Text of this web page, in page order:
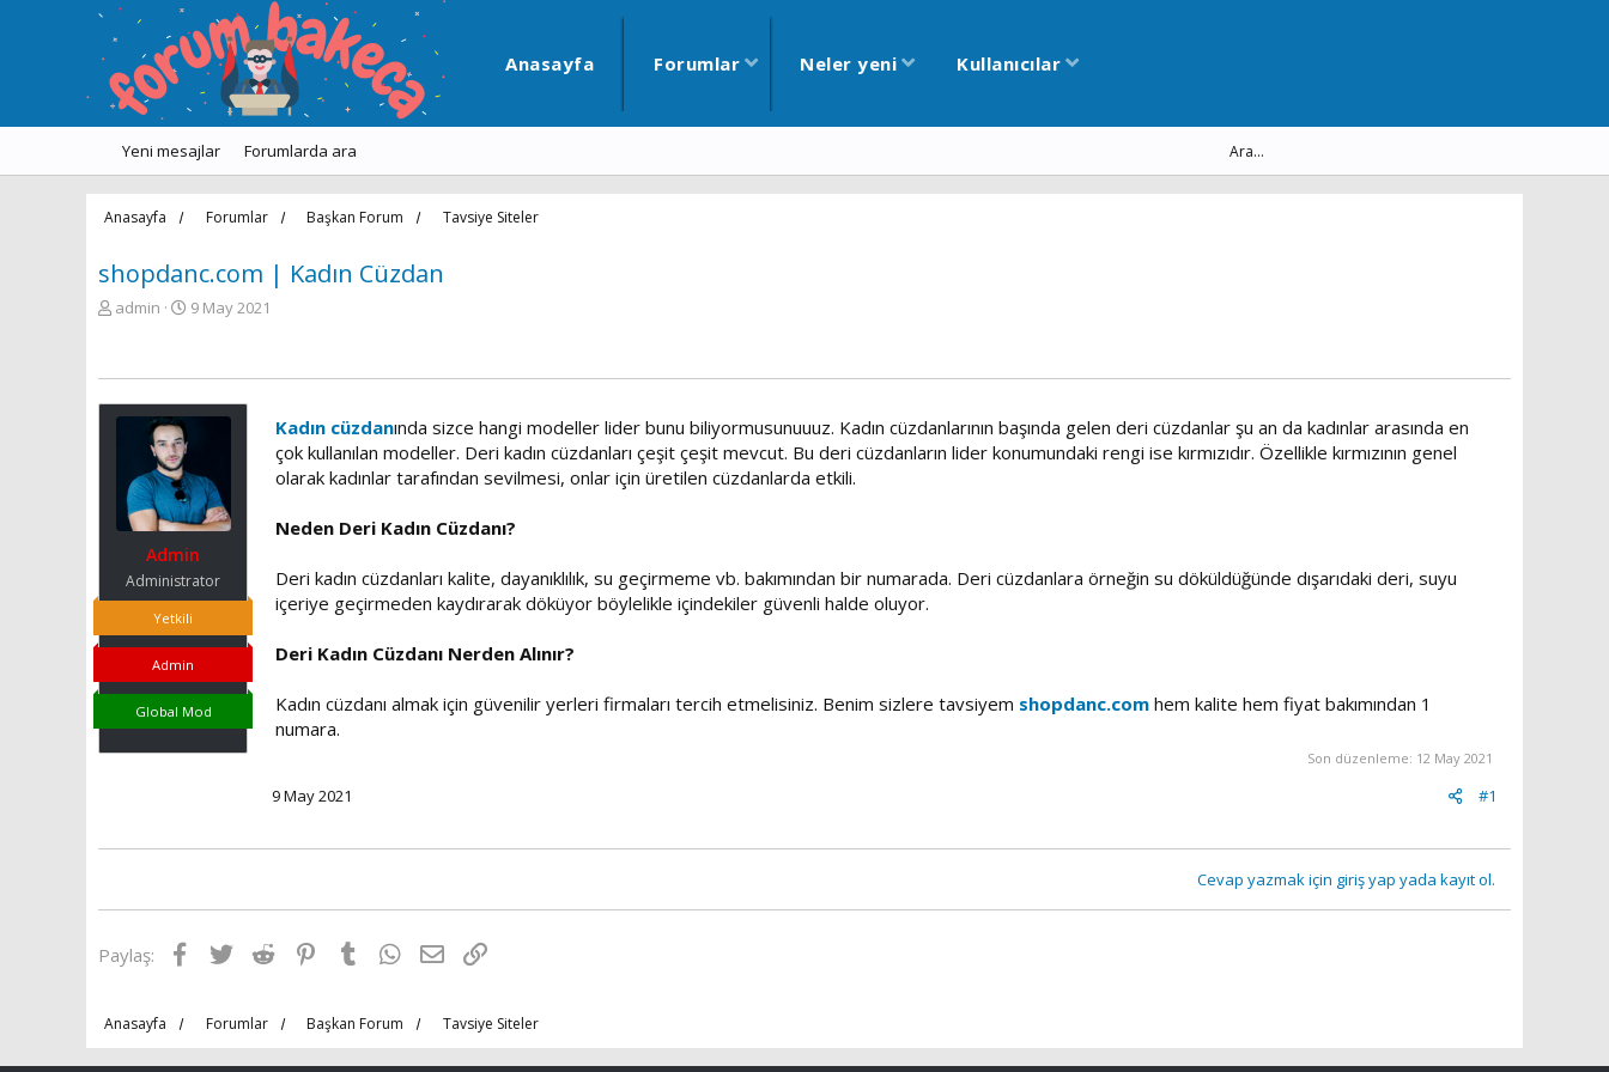
Anasayfa Forumlar Neler yeni Kullanıcılar
Yeni mesajlar Forumlarda ara
Anasayfa Forumlar Başkan Forum Tavsiye Siteler
shopdanc.com | Kadın Cüzdan
K
u
admin
B
n
ç
t
a
i
h
i
9 May 2021
Admin
Administrator
Yetkili
Admin
Global Mod
Kadın cüzdanında sizce hangi modeller lider bunu biliyormusunuuuz. Kadın cüzdanlarının başında gelen deri cüzdanlar şu an da kadınlar arasında en
çok kullanılan modeller. Deri kadın cüzdanları çeşit çeşit mevcut. Bu deri cüzdanların lider konumundaki rengi ise kırmızıdır. Özellikle kırmızının genel
olarak kadınlar tarafından sevilmesi, onlar için üretilen cüzdanlarda etkili.
Neden Deri Kadın Cüzdanı?
Deri kadın cüzdanları kalite, dayanıklılık, su geçirmeme vb. bakımından bir numarada. Deri cüzdanlara örneğin su döküldüğünde dışarıdaki deri, suyu
içeriye geçirmeden kaydırarak döküyor böylelikle içindekiler güvenli halde oluyor.
Deri Kadın Cüzdanı Nerden Alınır?
Kadın cüzdanı almak için güvenilir yerleri firmaları tercih etmelisiniz. Benim sizlere tavsiyem shopdanc.comhem kalite hem fiyat bakımından 1
numara.
Son düzenleme: 12 May 2021
#1
9 May 2021
Cevap yazmak için giriş yap yada kayıt ol.
Paylaş: Facebook
TwitterReddit Pinterest
Tumblr WhatsApp
E-postaLink
Anasayfa Forumlar Başkan Forum Tavsiye Siteler